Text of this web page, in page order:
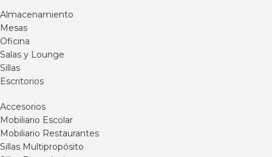
Almacenamiento
Mesas
Oficina
Salas y Lounge
Sillas
Escritorios
Accesorios
Mobiliario Escolar
Mobiliario Restaurantes
Sillas Multipropósito